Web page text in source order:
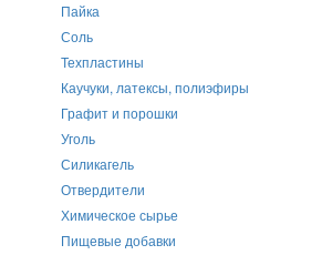
Пайка
Соль
Техпластины
Каучуки, латексы, полиэфиры
Графит и порошки
Уголь
Силикагель
Отвердители
Химическое сырье
Пищевые добавки